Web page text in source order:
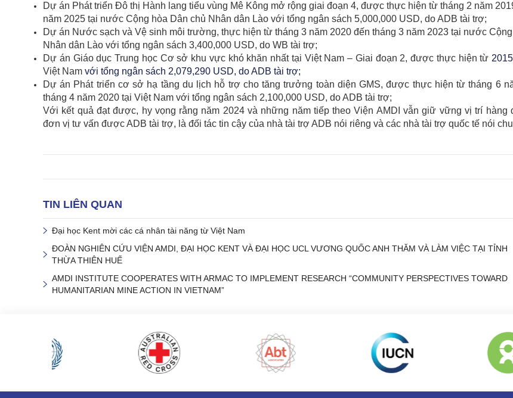
Dự án Phát triển Đô thị Hành lang tiểu vùng Mê Kông mở rộng giai đoạn 4, được thực hiện từtháng 2 năm
năm 2025 tại nước Cộng hòa Dân chủ Nhân dân Lào với tổng ngân sách 5,000,000 USD, do ADB tài trợ;
Dự án Nước sạch và Vệ sinh môi trường, thực hiện từ tháng 3 năm 2020 đến tháng 3 năm 2023 tại nước
Nhân dân Lào với tổng ngân sách 3,400,000 USD, do WB tài trợ;
Dự án Giáo dục Trung học Cơ sở khu vực khó khăn nhất tại Việt Nam – Giai đoạn 2, được thực hiện từ
Việt Nam với tổng ngân sách 2,079,290 USD, do ADB tài trợ;
Dự án Phát triển cơ sở hạ tầng du lịch hỗ trợ cho tăng trưởng toàn diện GMS, được thực hiện từ tháng 6
tháng 4 năm 2020 tại Việt Nam với tổng ngân sách 2,100,000 USD, do ADB tài trợ;
Với kết quả đạt được, hy vọng rằng năm 2024 và những năm tiếp theo Viện AMDI vẫn giữ vững vị trí hàng
đơn vị tư vấn được ADB tài trợ, là đối tác tin cậy của nhà tài trợ ADB nói riêng và các nhà tài trợ quốc tế nói
TIN LIÊN QUAN
Đại học Kent mời các cá nhân tài năng từ Việt Nam
ĐOÀN NGHIÊN CỨU VIỆN AMDI, ĐẠI HỌC KENT VÀ ĐẠI HỌC UCL VƯƠNG QUỐC ANH THĂM VÀ LÀM VIỆC TẠI TỈNH
THỪA THIÊN HUẾ
AMDI INSTITUTE COOPERATES WITH ARMAC TO IMPLEMENT RESEARCH “COMMUNITY PERSPECTIVES TOWARD
HUMANITARIAN MINE ACTION IN VIETNAM”